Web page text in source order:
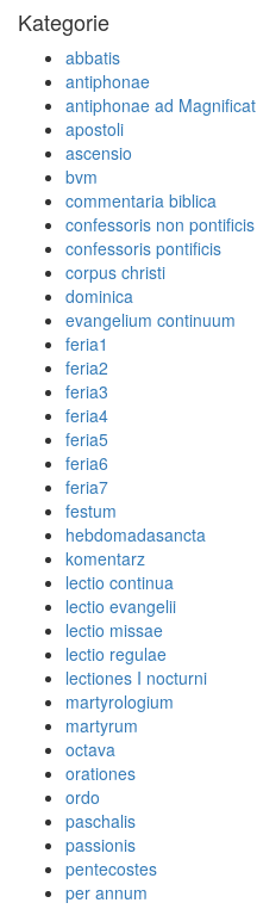
Kategorie
abbatis
antiphonae
antiphonae ad Magnificat
apostoli
ascensio
bvm
commentaria biblica
confessoris non pontificis
confessoris pontificis
corpus christi
dominica
evangelium continuum
feria1
feria2
feria3
feria4
feria5
feria6
feria7
festum
hebdomadasancta
komentarz
lectio continua
lectio evangelii
lectio missae
lectio regulae
lectiones I nocturni
martyrologium
martyrum
octava
orationes
ordo
paschalis
passionis
pentecostes
per annum